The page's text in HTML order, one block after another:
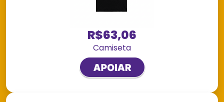
R$63,06
Camiseta